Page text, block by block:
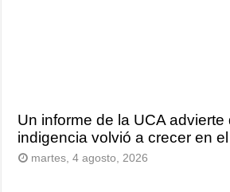
Un informe de la UCA advierte
indigencia volvió a crecer en
martes, 4 agosto, 2026